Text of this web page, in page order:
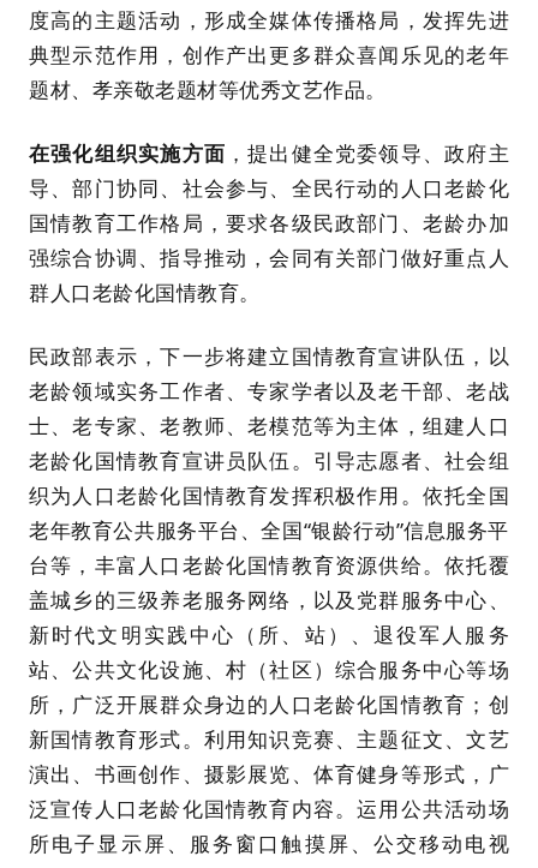
度高的主题活动，形成全媒体传播格局，发挥先进
典型示范作用，创作产出更多群众喜闻乐见的老年
题材、孝亲敬老题材等优秀文艺作品。
在强化组织实施方面 ，提出健全党委领导、政府主
导、部门协同、社会参与、全民行动的人口老龄化
国情教育工作格局，要求各级民政部门、老龄办加
强综合协调、指导推动，会同有关部门做好重点人
群人口老龄化国情教育。
民政部表示，下一步将建立国情教育宣讲队伍，以
老龄领域实务工作者、专家学者以及老干部、老战
士、老专家、老教师、老模范等为主体，组建人口
老龄化国情教育宣讲员队伍。引导志愿者、社会组
织为人口老龄化国情教育发挥积极作用。依托全国
老年教育公共服务平台、全国“银龄行动”信息服务平
台等，丰富人口老龄化国情教育资源供给。依托覆
盖城乡的三级养老服务网络，以及党群服务中心、
新时代文明实践中心（所、站）、退役军人服务
站、公共文化设施、村（社区）综合服务中心等场
所，广泛开展群众身边的人口老龄化国情教育；创
新国情教育形式。利用知识竞赛、主题征文、文艺
演出、书画创作、摄影展览、体育健身等形式，广
泛宣传人口老龄化国情教育内容。运用公共活动场
所电子显示屏、服务窗口触摸屏、公交移动电视